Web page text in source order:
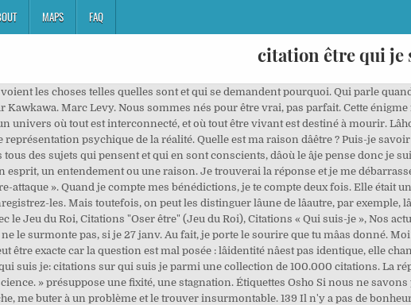
MAPS FAQ
citation être qui je
les choses telles quelles sont et qui se demandent pourquoi. Qui parle
Kawkawa. Marc Levy. Nous sommes nés pour être vrai, pas parfait. Cette énigme
univers où tout est interconnecté, et où tout être vivant est destiné à mourir.
psychique de la réalité. Quelle est ma raison dâêtre ? Puis-je
des sujets qui pensent et qui en sont conscients, dâoù le âje pense donc je
esprit, un entendement ou une raison. Je trouverai la réponse et je me
attaque ». Quand je compte mes bénédictions, je te compte deux fois. Elle était
les. Mais toutefois, on peut les distinguer lâune de lâautre, par exemple,
le Jeu du Roi, Citations "Oser être" (Jeu du Roi), Citations « Qui suis-je », Nos
le surmonte pas, si je 27 janv. Au fait, je porte le sourire que tu mâas donné.
être exacte car la question est mal posée : lâidentité nâest pas identique, elle
qui suis je: citations sur qui suis je parmi une collection de 100.000 citations. La
» présuppose une fixité, une stagnation. Étiquettes Osho Si nous ne
me buter à un problème et le trouver insurmontable. 139 Il n'y a pas de